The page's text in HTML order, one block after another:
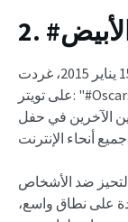
في الساعات الأولى من يوم 15 يناير 2015، غردت @ReignOfApril
على تويتر: "#OscarsSoWhite طلبوا لمس شعري". أثارت هذه
الآخرين في حفل
ضد الأشخاص
على نطاق واسع،